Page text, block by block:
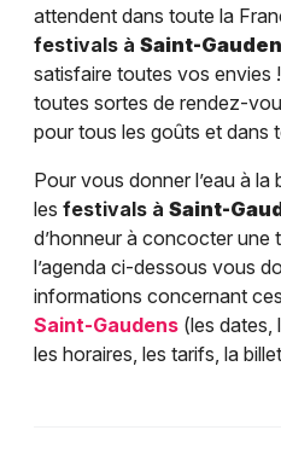
attendent dans toute la
festivals à Saint-
satisfaire toutes vos envies
toutes sortes de rendez-
pour tous les goûts et dans
Pour vous donner l’eau à
les festivals à Saint-
d’honneur à concocter une
l’agenda ci-dessous vous
informations concernant ces
Saint-Gaudens (les dates,
les horaires, les tarifs, la